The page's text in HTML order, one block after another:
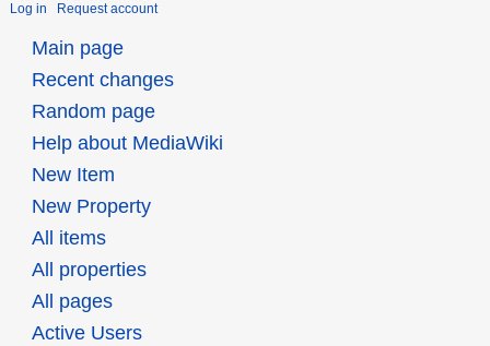
Log in Request account
Main page
Recent changes
Random page
Help about MediaWiki
New Item
New Property
All items
All properties
All pages
Active Users